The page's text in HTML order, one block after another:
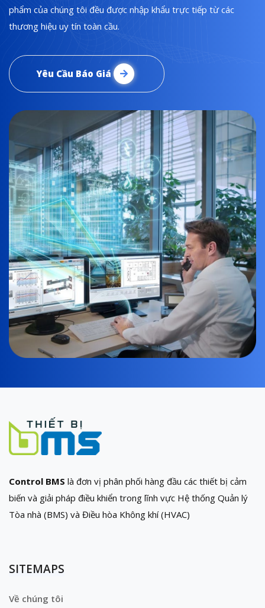
phẩm của chúng tôi đều được nhập khẩu trực tiếp từ các
thương hiệu uy tín toàn cầu.
Yêu Cầu Báo Giá
Control BMS là đơn vị phân phối hàng đầu các thiết bị cảm
biến và giải pháp điều khiển trong lĩnh vực Hệ thống Quản lý
Tòa nhà (BMS) và Điều hòa Không khí (HVAC)
SITEMAPS
Về chúng tôi